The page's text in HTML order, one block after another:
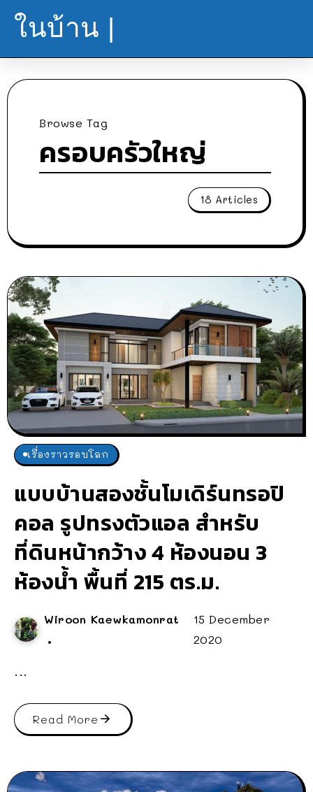
ในบ้าน |
Browse Tag
ครอบครัวใหญ่
18 Articles
เรื่องราวรอบโลก
แบบบ้านสองชั้นโมเดิร์นทรอปิ
คอล รูปทรงตัวแอล สำหรับ
ที่ดินหน้ากว้าง 4 ห้องนอน 3
ห้องน้ำ พื้นที่ 215 ตร.ม.
Wiroon Kaewkamonrat
15 December
2020
...
Read More